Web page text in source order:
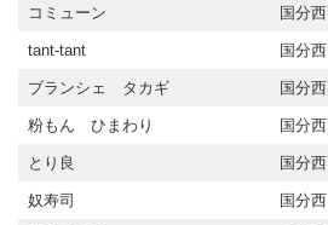
コミューン 国分西
tant-tant 国分西
ブランシェ タカギ 国分西
粉もん ひまわり 国分西
とり良 国分西
奴寿司 国分西